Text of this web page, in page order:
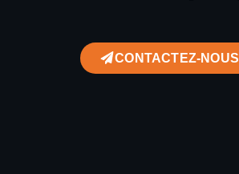
CONTACTEZ-NOUS